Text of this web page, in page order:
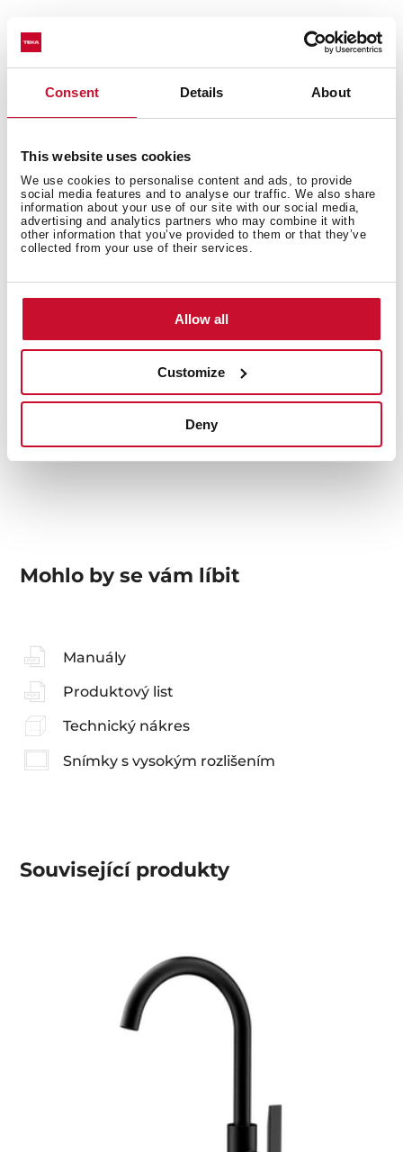
Consent Details About
This website uses cookies
We use cookies to personalise content and ads, to provide
social media features and to analyse our traffic. We also share
information about your use of our site with our social media,
advertising and analytics partners who may combine it with
other information that you’ve provided to them or that they’ve
collected from your use of their services.
Allow all
Customize
Deny
Vnitřní rozměry
Mohlo by se vám líbit
Manuály
Produktový list
Technický nákres
Snímky s vysokým rozlišením
Související produkty